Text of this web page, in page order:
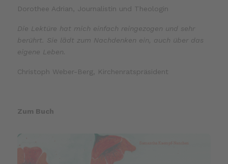
Dorothee Adrian, Journalistin und Theologin
Die Lektüre hat mich einfach reingezogen und sehr
berührt. Sie lädt zum Nachdenken ein, auch über das
eigene Leben.
Christoph Weber-Berg, Kirchenratspräsident
Zum Buch